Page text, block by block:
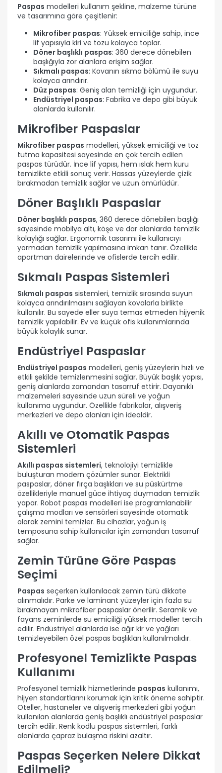
Paspas modelleri kullanım şekline, malzeme türüne
ve tasarımına göre çeşitlenir:
Mikrofiber paspas: Yüksek emiciliğe sahip, ince
lif yapısıyla kiri ve tozu kolayca toplar.
Döner başlıklı paspas: 360 derece dönebilen
başlığıyla zor alanlara erişim sağlar.
Sıkmalı paspas: Kovanın sıkma bölümü ile suyu
kolayca arındırır.
Düz paspas: Geniş alan temizliği için uygundur.
Endüstriyel paspas: Fabrika ve depo gibi büyük
alanlarda kullanılır.
Mikrofiber Paspaslar
Mikrofiber paspas modelleri, yüksek emiciliği ve toz
tutma kapasitesi sayesinde en çok tercih edilen
paspas türüdür. İnce lif yapısı, hem ıslak hem kuru
temizlikte etkili sonuç verir. Hassas yüzeylerde çizik
bırakmadan temizlik sağlar ve uzun ömürlüdür.
Döner Başlıklı Paspaslar
Döner başlıklı paspas, 360 derece dönebilen başlığı
sayesinde mobilya altı, köşe ve dar alanlarda temizlik
kolaylığı sağlar. Ergonomik tasarımı ile kullanıcıyı
yormadan temizlik yapılmasına imkan tanır. Özellikle
apartman dairelerinde ve ofislerde tercih edilir.
Sıkmalı Paspas Sistemleri
Sıkmalı paspas sistemleri, temizlik sırasında suyun
kolayca arındırılmasını sağlayan kovalarla birlikte
kullanılır. Bu sayede eller suya temas etmeden hijyenik
temizlik yapılabilir. Ev ve küçük ofis kullanımlarında
büyük kolaylık sunar.
Endüstriyel Paspaslar
Endüstriyel paspas modelleri, geniş yüzeylerin hızlı ve
etkili şekilde temizlenmesini sağlar. Büyük başlık yapısı,
geniş alanlarda zamandan tasarruf ettirir. Dayanıklı
malzemeleri sayesinde uzun süreli ve yoğun
kullanıma uygundur. Özellikle fabrikalar, alışveriş
merkezleri ve depo alanları için idealdir.
Akıllı ve Otomatik Paspas
Sistemleri
Akıllı paspas sistemleri, teknolojiyi temizlikle
buluşturan modern çözümler sunar. Elektrikli
paspaslar, döner fırça başlıkları ve su püskürtme
özellikleriyle manuel güce ihtiyaç duymadan temizlik
yapar. Robot paspas modelleri ise programlanabilir
çalışma modları ve sensörleri sayesinde otomatik
olarak zemini temizler. Bu cihazlar, yoğun iş
temposuna sahip kullanıcılar için zamandan tasarruf
sağlar.
Zemin Türüne Göre Paspas
Seçimi
Paspas seçerken kullanılacak zemin türü dikkate
alınmalıdır. Parke ve laminant yüzeyler için fazla su
bırakmayan mikrofiber paspaslar önerilir. Seramik ve
fayans zeminlerde su emiciliği yüksek modeller tercih
edilir. Endüstriyel alanlarda ise ağır kir ve yağları
temizleyebilen özel paspas başlıkları kullanılmalıdır.
Profesyonel Temizlikte Paspas
Kullanımı
Profesyonel temizlik hizmetlerinde paspas kullanımı,
hijyen standartlarını korumak için kritik öneme sahiptir.
Oteller, hastaneler ve alışveriş merkezleri gibi yoğun
kullanılan alanlarda geniş başlıklı endüstriyel paspaslar
tercih edilir. Renk kodlu paspas sistemleri, farklı
alanlarda çapraz bulaşma riskini azaltır.
Paspas Seçerken Nelere Dikkat
Edilmeli?